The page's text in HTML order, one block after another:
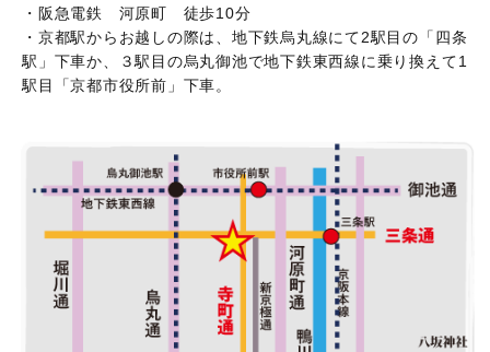
・阪急電鉄 河原町 徒歩10分
・京都駅からお越しの際は、地下鉄烏丸線にて2駅目の「四条
駅」下車か、３駅目の烏丸御池で地下鉄東西線に乗り換えて1
駅目「京都市役所前」下車。